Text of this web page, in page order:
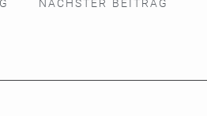
NÄCHSTER BEITRAG